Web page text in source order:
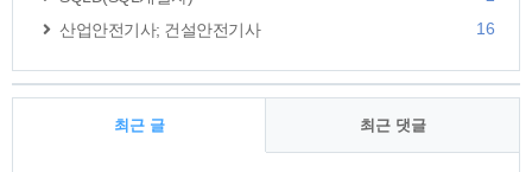
산업안전기사; 건설안전기사
16
최근 글 최근 댓글